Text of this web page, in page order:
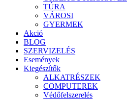
TÚRA
VÁROSI
GYERMEK
Akció
BLOG
SZERVIZELÉS
Események
Kiegészítők
ALKATRÉSZEK
COMPUTEREK
Védőfelszerelés